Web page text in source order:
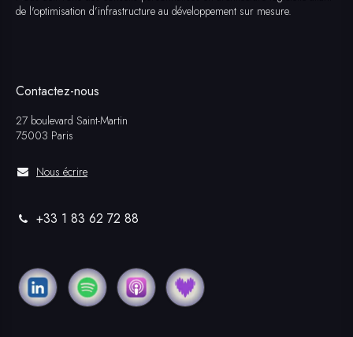
de l'optimisation d’infrastructure au développement sur mesure.
Contactez-nous
27 boulevard Saint-Martin
75003 Paris
Nous écrire
+33 1 83 62 72 88